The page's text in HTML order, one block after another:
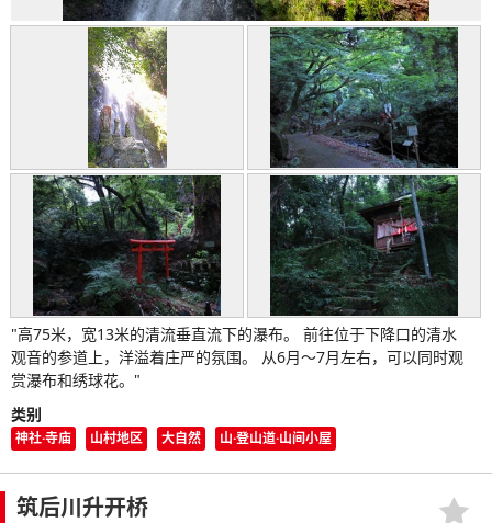
"高75米，宽13米的清流垂直流下的瀑布。 前往位于下降口的清水
观音的参道上，洋溢着庄严的氛围。 从6月～7月左右，可以同时观
赏瀑布和绣球花。"
类别
神社·寺庙 山村地区 大自然 山·登山道·山间小屋
筑后川升开桥